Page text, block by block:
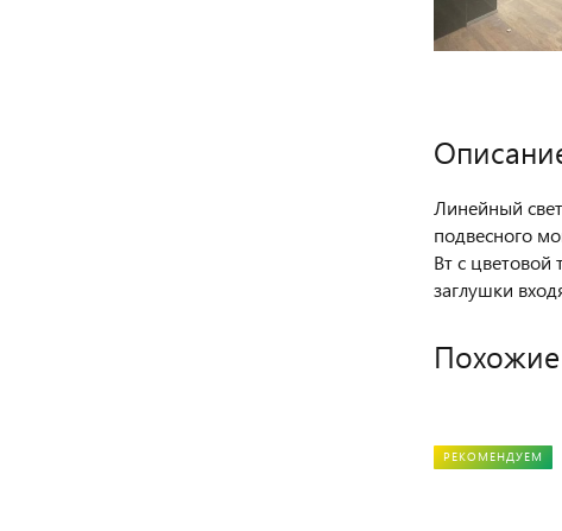
Линейный
подвесного
Вт c цветовой
заглушки
РЕКОМЕНДУЕМ